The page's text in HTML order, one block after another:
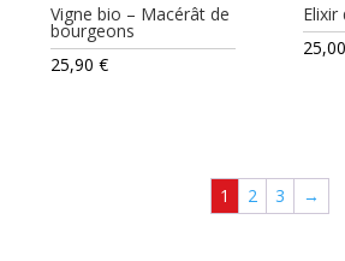
Vigne bio – Macérât de
bourgeons
25,90€
Elixir
1 2 3 →